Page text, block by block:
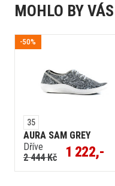
MOHLO BY
-50%
35
AURA SAM GREY
Dříve
2 444 Kč
1 222,-